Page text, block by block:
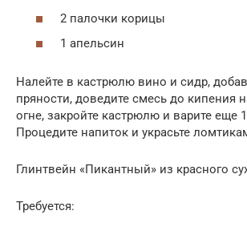
2 палочки корицы
1 апельсин
Налейте в кастрюлю вино и сидр,
пряности, доведите смесь до кипения
огне, закройте кастрюлю и варите еще
Процедите напиток и украсьте
Глинтвейн «Пикантный» из красного
Требуется: